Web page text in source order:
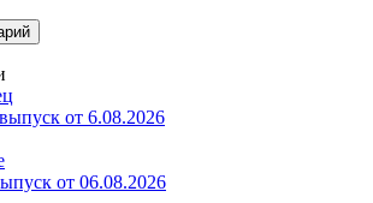
от 6.08.2026
от 06.08.2026